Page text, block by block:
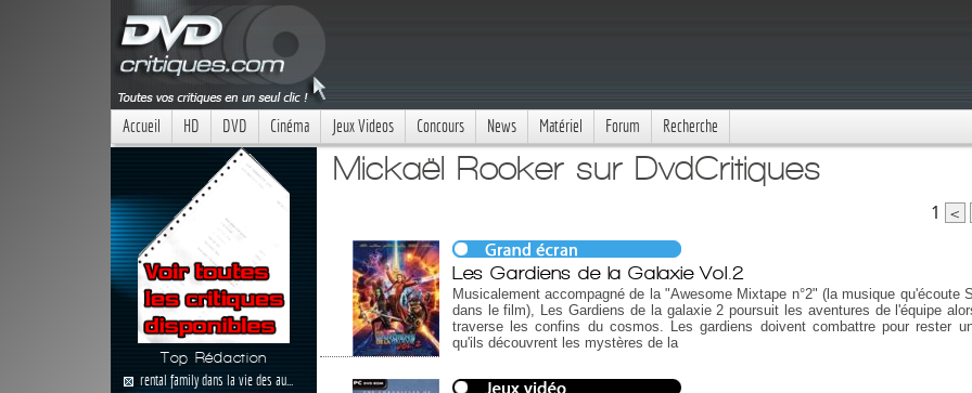
Accueil HD DVD Cinéma Jeux Videos Concours News Matériel Forum Recherche
Top Rédaction
rental family dans la vie des au...
Mickaël Rooker sur DvdCritiques
1 <
Les Gardiens de la Galaxie Vol.2
Musicalement accompagné de la "Awesome Mixtape n°2" (la musique qu'écoute
dans le film), Les Gardiens de la galaxie 2 poursuit les aventures de l'équipe
traverse les confins du cosmos. Les gardiens doivent combattre pour rester
qu'ils découvrent les mystères de la